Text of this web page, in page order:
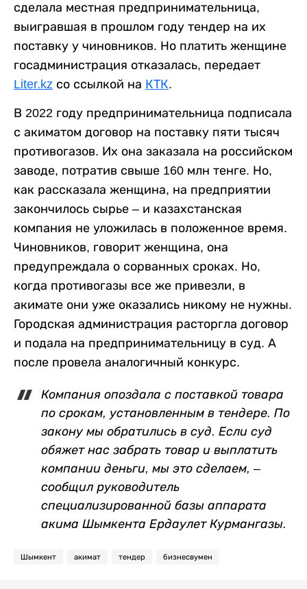
сделала местная предпринимательница,
выигравшая в прошлом году тендер на их
поставку у чиновников. Но платить женщине
госадминистрация отказалась, передает
Liter.kz со ссылкой на КТК.
В 2022 году предпринимательница подписала
с акиматом договор на поставку пяти тысяч
противогазов. Их она заказала на российском
заводе, потратив свыше 160 млн тенге. Но,
как рассказала женщина, на предприятии
закончилось сырье – и казахстанская
компания не уложилась в положенное время.
Чиновников, говорит женщина, она
предупреждала о сорванных сроках. Но,
когда противогазы все же привезли, в
акимате они уже оказались никому не нужны.
Городская администрация расторгла договор
и подала на предпринимательницу в суд. А
после провела аналогичный конкурс.
Компания опоздала с поставкой товара
по срокам, установленным в тендере. По
закону мы обратились в суд. Если суд
обяжет нас забрать товар и выплатить
компании деньги, мы это сделаем, –
сообщил руководитель
специализированной базы аппарата
акима Шымкента Ердаулет Курмангазы.
Шымкент акимат тендер бизнесвумен